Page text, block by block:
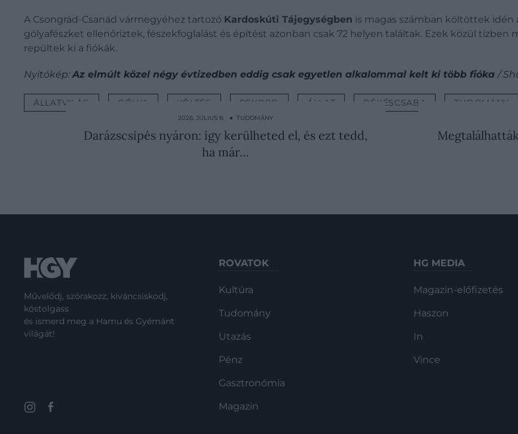
A Csongrád-Csanád vármegyéhez tartozó Kardoskúti Tájegységben is magas számban költöttek idén
gólyafészket ellenőriztek, fészekfoglalást és építést azonban csak 72 helyen találtak. Ezek közül tízben
repültek ki a fiókák.
Nyitókép:Az elmúlt közel négy évtizedben eddig csak egyetlen alkalommal kelt ki több fióka/
ÁLLATVILÁG GÓLYA KÖLTÉS REKORD ÁLLAT BÉKÉSCSABA TUDOMÁNY
2026. JÚLIUS 8. ● TUDOMÁNY
Darázscsípés nyáron: így kerülheted el, és ezt tedd,
ha már…
Művelődj, szórakozz, kíváncsiskodj,
kóstolgass
és ismerd meg a Hamu és Gyémánt
világát!
ROVATOK
Kultúra
Tudomány
Utazás
Pénz
Gasztronómia
Magazin
HG MEDIA
Magazin-előfizetés
Haszon
In
Vince